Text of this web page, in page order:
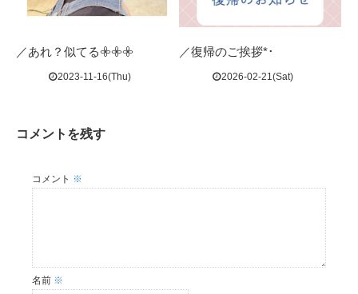
／あれ？似てる𖧷𖧷𖧷 ⁡
2023-11-16(Thu)
／復帰のご挨拶*･ ⁡
2026-02-21(Sat)
コメントを残す
コメント ※
名前 ※